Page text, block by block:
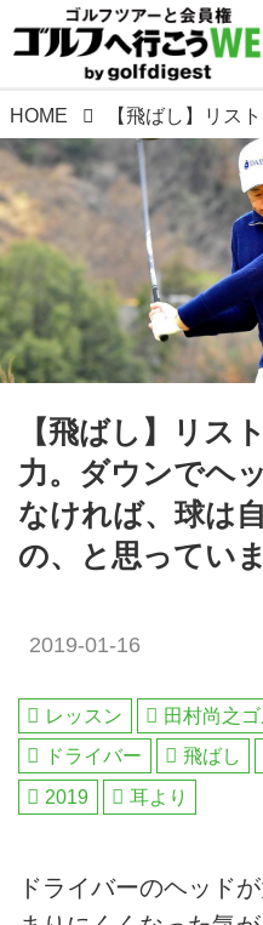
HOME
【飛ばし】リス
力。ダウンでヘ
なければ、球は
の、と思っていま
2019-01-16
レッスン 田村尚之
ドライバー
飛ばし
2019
耳より
ドライバーのヘッド